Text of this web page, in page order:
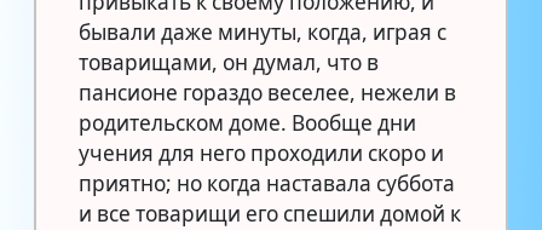
бывали даже минуты, когда, играя с
товарищами, он думал, что в
пансионе гораздо веселее, нежели в
родительском доме. Вообще дни
учения для него проходили скоро и
приятно; но когда наставала суббота
и все товарищи его спешили домой к